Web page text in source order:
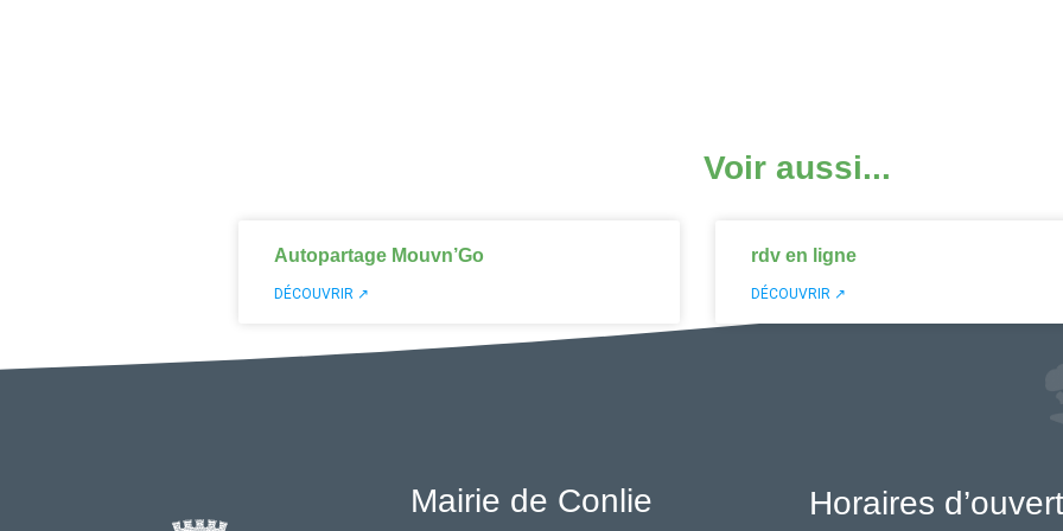
Voir aussi...
Autopartage Mouvn’Go
DÉCOUVRIR ↗
rdv en ligne
DÉCOUVRIR ↗
Mairie de Conlie Horaires